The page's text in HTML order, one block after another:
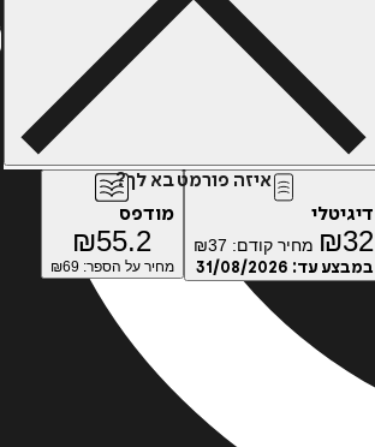
איזה פורמט בא לך?
דיגיטלי
₪32 מחיר קודם: ₪37
במבצע עד: 31/08/2026
מודפס
₪55.2
מחיר על הספר: ₪ 69